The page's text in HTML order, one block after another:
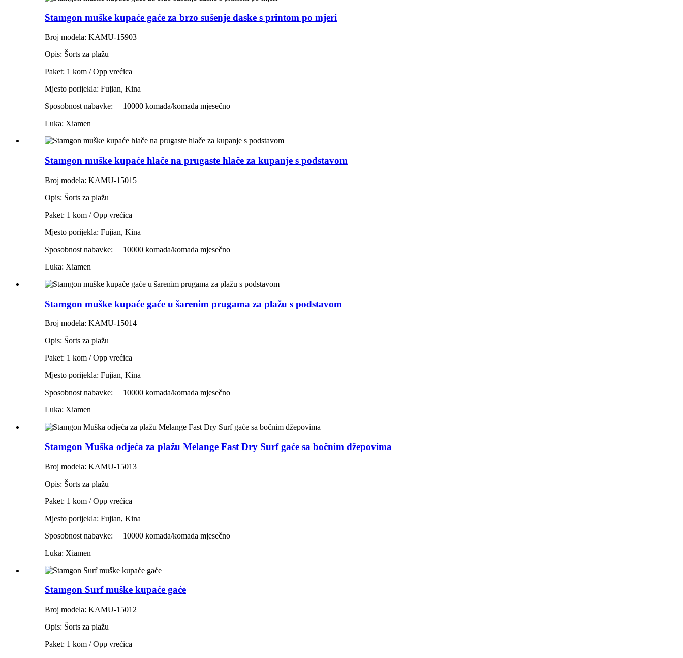
Stamgon muške kupaće gaće za brzo sušenje daske s printom po mjeri
Broj modela: KAMU-15903
Opis: Šorts za plažu
Paket: 1 kom / Opp vrećica
Mjesto porijekla: Fujian, Kina
Sposobnost nabavke:
10000 komada/komada mjesečno
Luka: Xiamen
Stamgon muške kupaće hlače na prugaste hlače za kupanje s podstavom
Broj modela: KAMU-15015
Opis: Šorts za plažu
Paket: 1 kom / Opp vrećica
Mjesto porijekla: Fujian, Kina
Sposobnost nabavke:
10000 komada/komada mjesečno
Luka: Xiamen
Stamgon muške kupaće gaće u šarenim prugama za plažu s podstavom
Broj modela: KAMU-15014
Opis: Šorts za plažu
Paket: 1 kom / Opp vrećica
Mjesto porijekla: Fujian, Kina
Sposobnost nabavke:
10000 komada/komada mjesečno
Luka: Xiamen
Stamgon Muška odjeća za plažu Melange Fast Dry Surf gaće sa bočnim džepovima
Broj modela: KAMU-15013
Opis: Šorts za plažu
Paket: 1 kom / Opp vrećica
Mjesto porijekla: Fujian, Kina
Sposobnost nabavke:
10000 komada/komada mjesečno
Luka: Xiamen
Stamgon Surf muške kupaće gaće
Broj modela: KAMU-15012
Opis: Šorts za plažu
Paket: 1 kom / Opp vrećica